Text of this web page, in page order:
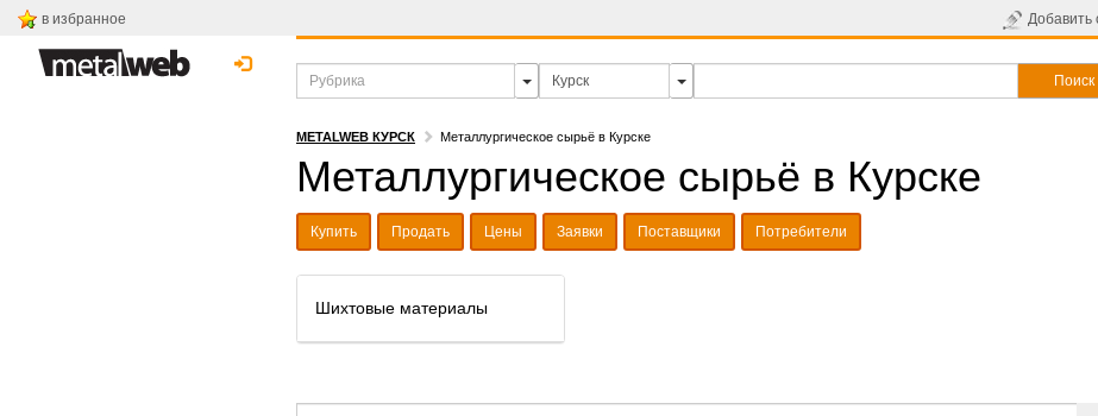
в избранное Добавить
Поиск
METALWEB КУРСК Металлургическое сырьё в Курске
Металлургическое сырьё в Курске
Купить Продать Цены Заявки Поставщики Потребители
Шихтовые материалы